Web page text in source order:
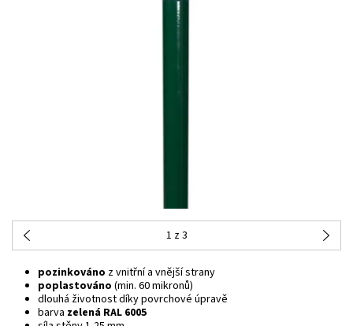
1 z 3
pozinkováno z vnitřní a vnější strany
poplastováno (min. 60 mikronů)
dlouhá životnost díky povrchové úpravě
barva zelená RAL 6005